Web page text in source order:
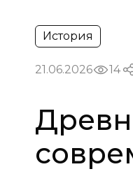
История
21.06.2026 14